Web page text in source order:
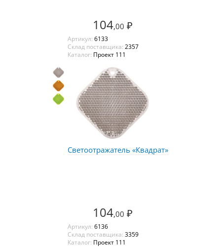
104,00 ₽
Артикул: 6133
Склад поставщика: 2357
Каталог: Проект 111
Светоотражатель «Квадрат»
104,00 ₽
Артикул: 6136
Склад поставщика: 3359
Каталог: Проект 111